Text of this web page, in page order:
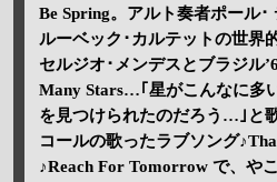
Be Spring。アルト奏者ポール･
ルーベック･カルテットの世界
セルジオ･メンデスとブラジル
Many Stars…｢星がこんなに多
を見つけられたのだろう…｣と
コールの歌ったラブソング
♪Reach For Tomorrow で、や